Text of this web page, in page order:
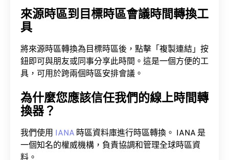
來源時區到目標時區會議時間轉換工
具
將來源時區轉換為目標時區後，點擊「複製連結」按
鈕即可與朋友或同事分享此時間。這是一個方便的工
具，可用於跨兩個時區安排會議。
為什麼您應該信任我們的線上時間轉
換器？
我們使用 IANA 時區資料庫進行時區轉換。 IANA 是
一個知名的權威機構，負責協調和管理全球時區資
料。